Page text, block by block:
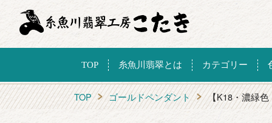
TOP 糸魚川翡翠とは カテゴリー
TOP ゴールドペンダント 【K18・濃緑